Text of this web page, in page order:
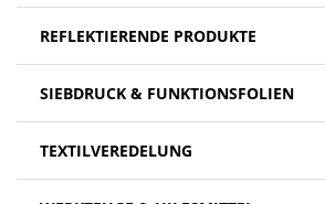
REFLEKTIERENDE PRODUKTE
SIEBDRUCK & FUNKTIONSFOLIEN
TEXTILVEREDELUNG